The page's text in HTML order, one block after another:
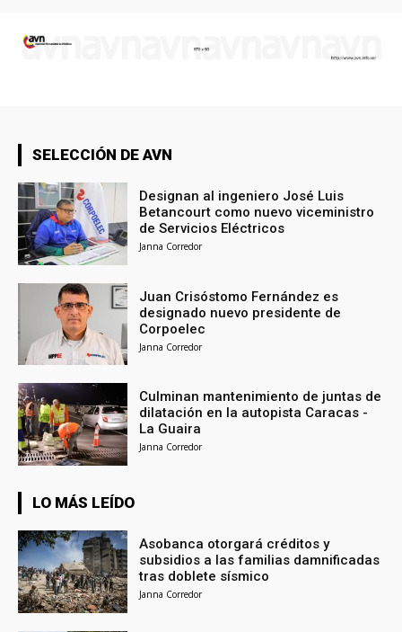
SELECCIÓN DE AVN
Designan al ingeniero José Luis
Betancourt como nuevo viceministro
de Servicios Eléctricos
Janna Corredor
Juan Crisóstomo Fernández es
designado nuevo presidente de
Corpoelec
Janna Corredor
Culminan mantenimiento de juntas de
dilatación en la autopista Caracas -
La Guaira
Janna Corredor
LO MÁS LEÍDO
Asobanca otorgará créditos y
subsidios a las familias damnificadas
tras doblete sísmico
Janna Corredor